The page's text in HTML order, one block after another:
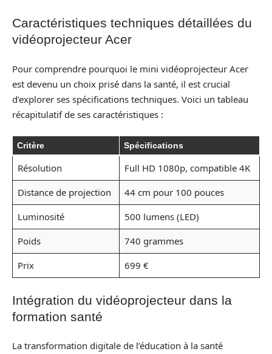
Caractéristiques techniques détaillées du
vidéoprojecteur Acer
Pour comprendre pourquoi le mini vidéoprojecteur Acer
est devenu un choix prisé dans la santé, il est crucial
d’explorer ses spécifications techniques. Voici un tableau
récapitulatif de ses caractéristiques :
Critère Spécifications
Résolution
Full HD 1080p, compatible 4K
Distance de projection
44 cm pour 100 pouces
Luminosité
500 lumens (LED)
Poids
740 grammes
Prix
699 €
Intégration du vidéoprojecteur dans la
formation santé
La transformation digitale de l’éducation à la santé